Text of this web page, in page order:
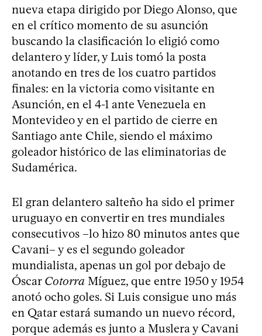
nueva etapa dirigido por Diego Alonso, que
en el crítico momento de su asunción
buscando la clasificación lo eligió como
delantero y líder, y Luis tomó la posta
anotando en tres de los cuatro partidos
finales: en la victoria como visitante en
Asunción, en el 4-1 ante Venezuela en
Montevideo y en el partido de cierre en
Santiago ante Chile, siendo el máximo
goleador histórico de las eliminatorias de
Sudamérica.
El gran delantero salteño ha sido el primer
uruguayo en convertir en tres mundiales
consecutivos –lo hizo 80 minutos antes que
Cavani– y es el segundo goleador
mundialista, apenas un gol por debajo de
Óscar Cotorra Míguez, que entre 1950 y 1954
anotó ocho goles. Si Luis consigue uno más
en Qatar estará sumando un nuevo récord,
porque además es junto a Muslera y Cavani